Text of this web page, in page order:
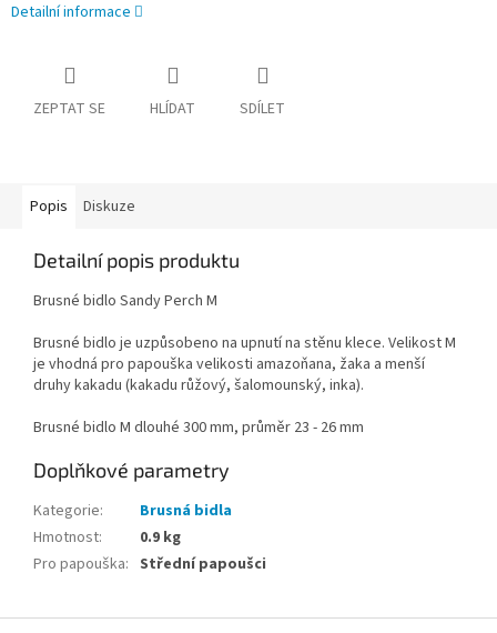
Detailní informace
ZEPTAT SE HLÍDAT SDÍLET
Popis Diskuze
Detailní popis produktu
Brusné bidlo Sandy Perch M
Brusné bidlo je uzpůsobeno na upnutí na stěnu klece. Velikost M
je vhodná pro papouška velikosti amazoňana, žaka a menší
druhy kakadu (kakadu růžový, šalomounský, inka).
Brusné bidlo M dlouhé 300 mm, průměr 23 - 26 mm
Doplňkové parametry
Kategorie:
Brusná bidla
Hmotnost:
0.9 kg
Pro papouška: Střední papoušci